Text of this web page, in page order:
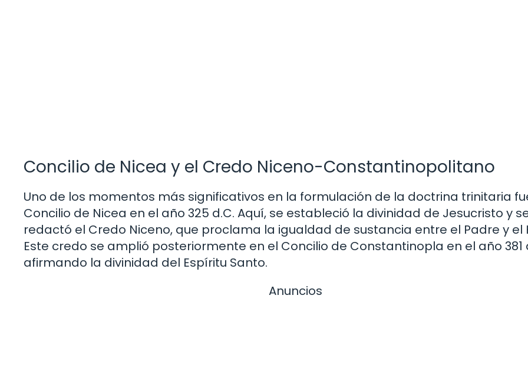
Concilio de Nicea y el Credo Niceno-Constantinopolitano
Uno de los momentos más significativos en la formulación de la doctrina trinitaria
Concilio de Nicea en el año 325 d.C. Aquí, se estableció la divinidad de Jesucristo y
redactó el Credo Niceno, que proclama la igualdad de sustancia entre el Padre y el
Este credo se amplió posteriormente en el Concilio de Constantinopla en el año 381
afirmando la divinidad del Espíritu Santo.
Anuncios